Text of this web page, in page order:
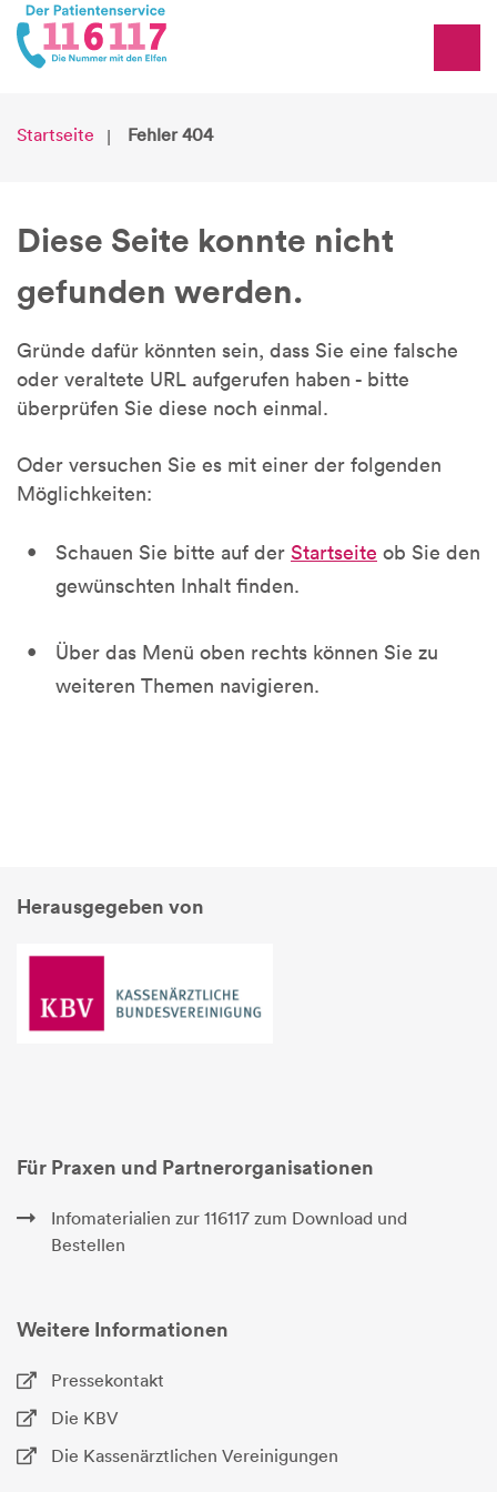
Startseite Fehler 404
Diese Seite konnte nicht
gefunden werden.
Gründe dafür könnten sein, dass Sie eine falsche
oder veraltete URL aufgerufen haben - bitte
überprüfen Sie diese noch einmal.
Oder versuchen Sie es mit einer der folgenden
Möglichkeiten:
Schauen Sie bitte auf der Startseite ob Sie den
gewünschten Inhalt finden.
Über das Menü oben rechts können Sie zu
weiteren Themen navigieren.
Herausgegeben von
Für Praxen und Partnerorganisationen
Infomaterialien zur 116117 zum Download und
Bestellen
Weitere Informationen
Pressekontakt
Die KBV
Die Kassenärztlichen Vereinigungen